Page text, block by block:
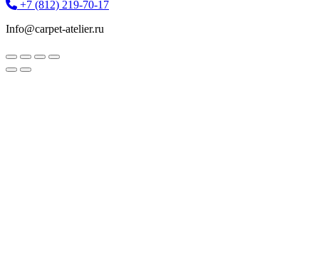
+7 (812) 219-70-17
Info@carpet-atelier.ru